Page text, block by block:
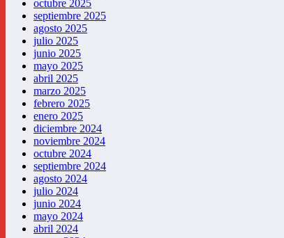
octubre 2025
septiembre 2025
agosto 2025
julio 2025
junio 2025
mayo 2025
abril 2025
marzo 2025
febrero 2025
enero 2025
diciembre 2024
noviembre 2024
octubre 2024
septiembre 2024
agosto 2024
julio 2024
junio 2024
mayo 2024
abril 2024